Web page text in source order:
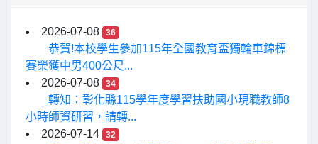
2026-07-08 36
恭賀!本校學生參加115年全國教育盃獨輪車錦標
賽榮獲中男400公尺...
2026-07-08
34
轉知：彰化縣115學年度學習扶助國小現職教師8
小時師資研習，請轉...
2026-07-14
32